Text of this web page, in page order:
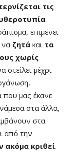
τις
.
επιμένει
να ζητά και τα
χωρίς
μέχρι
που μας έκανε
στα άλλα,
στα
από την
ακόμα κριθεί.